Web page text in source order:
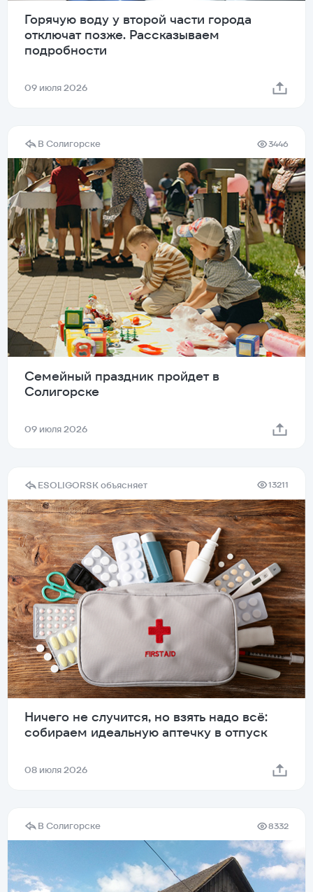
Горячую воду у второй части города
отключат позже. Рассказываем
подробности
09 июля 2026
В Солигорске 3446
Семейный праздник пройдет в
Солигорске
09 июля 2026
ESOLIGORSK объясняет 13211
Ничего не случится, но взять надо всё:
собираем идеальную аптечку в отпуск
08 июля 2026
В Солигорске 8332